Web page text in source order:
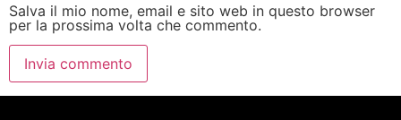
Salva il mio nome, email e sito web in questo browser
per la prossima volta che commento.